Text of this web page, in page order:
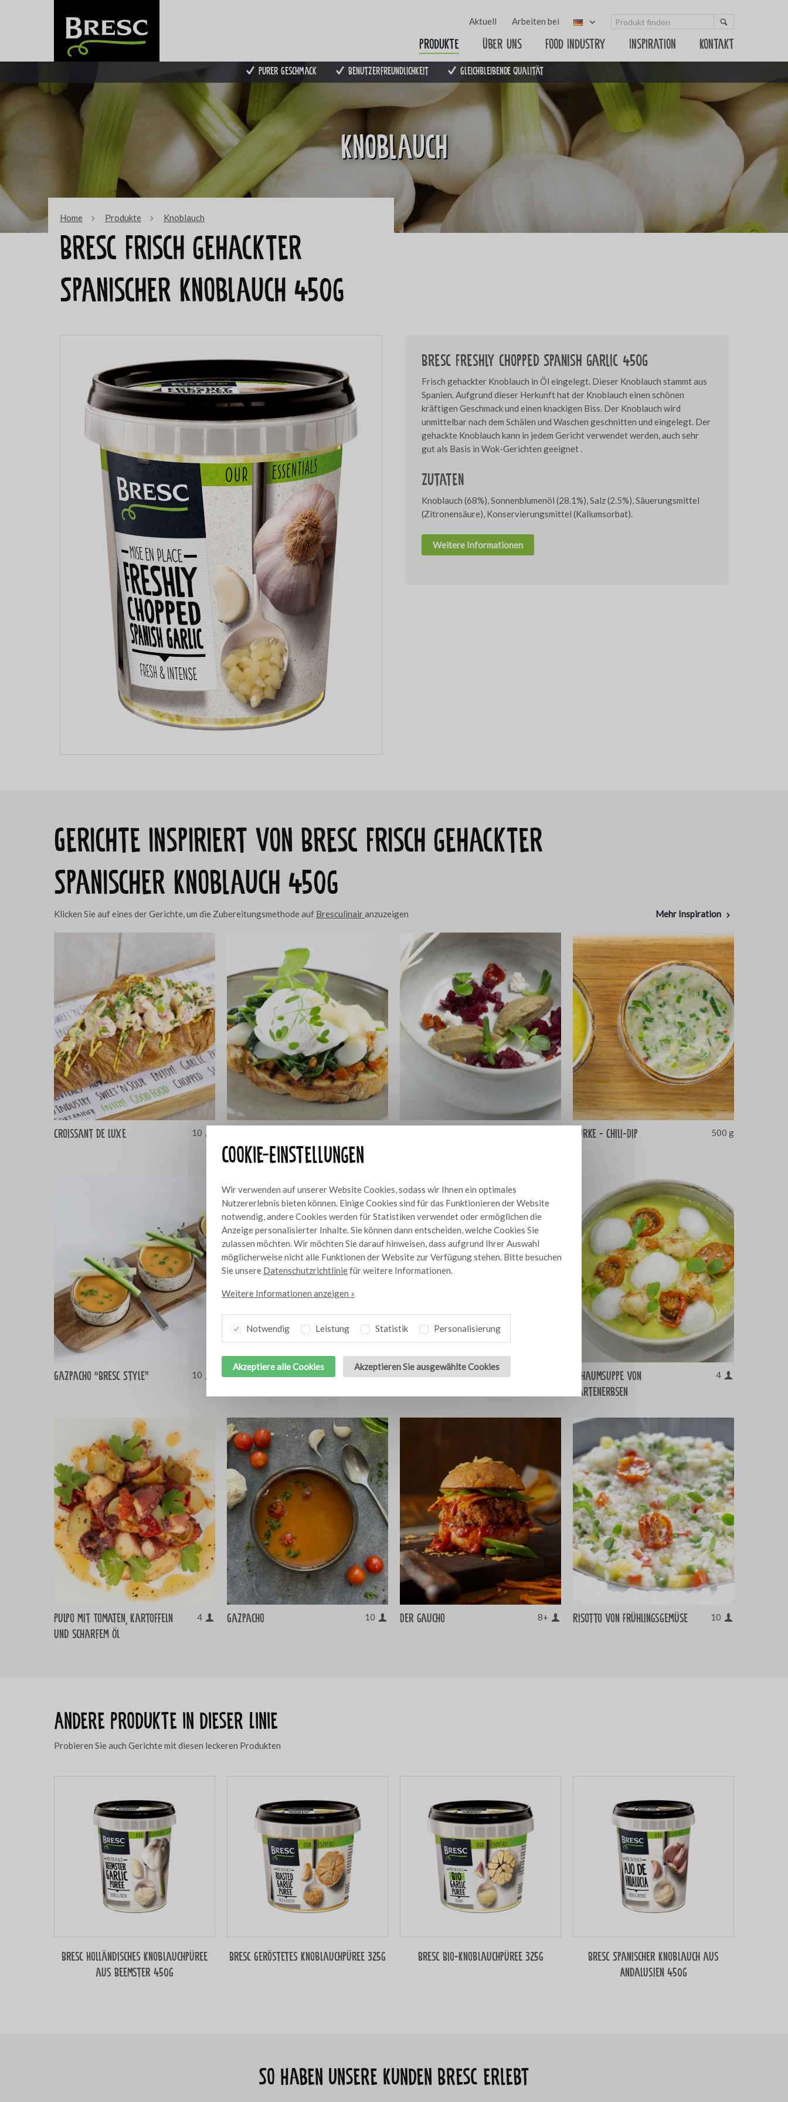
Cookie-Einstellungen
Wir verwenden auf unserer Website Cookies, sodass wir Ihnen ein optimales
Nutzererlebnis bieten können. Einige Cookies sind für das Funktionieren der Website
notwendig, andere Cookies werden für Statistiken verwendet oder ermöglichen die
Anzeige personalisierter Inhalte. Sie können dann entscheiden, welche Cookies Sie
zulassen möchten. Wir möchten Sie darauf hinweisen, dass aufgrund Ihrer Auswahl
möglicherweise nicht alle Funktionen der Website zur Verfügung stehen. Bitte besuchen
Sie unsere Datenschutzrichtliniefür weitere Informationen.
Weitere Informationen anzeigen »
Notwendig Leistung Statistik Personalisierung
Akzeptiere alle Cookies Akzeptieren Sie ausgewählte Cookies
Aktuell Arbeiten bei
Produkte Über uns Food Industry Inspiration Kontakt
Purer Geschmack Benutzerfreundlichkeit Gleichbleibende Qualität
Knoblauch
Home Produkte Knoblauch
Bresc Frisch gehackter
Spanischer Knoblauch 450g
Bresc Freshly chopped Spanish garlic 450g
Frisch gehackter Knoblauch in Öl eingelegt. Dieser Knoblauch stammt aus
Spanien. Aufgrund dieser Herkunft hat der Knoblauch einen schönen
kräftigen Geschmack und einen knackigen Biss. Der Knoblauch wird
unmittelbar nach dem Schälen und Waschen geschnitten und eingelegt. Der
gehackte Knoblauch kann in jedem Gericht verwendet werden, auch sehr
gut als Basis in Wok-Gerichten geeignet .
Zutaten
Knoblauch (68%), Sonnenblumenöl (28.1%), Salz (2.5%), Säuerungsmittel
(Zitronensäure), Konservierungsmittel (Kaliumsorbat).
Weitere Informationen
Gerichte inspiriert von Bresc Frisch gehackter
Spanischer Knoblauch 450g
Klicken Sie auf eines der Gerichte, um die Zubereitungsmethode auf Bresculinairanzuzeigen Mehr Inspiration
Croissant de Luxe 10
holländischem Spargel
Gurke - Chili-Dip 500 g
Gazpacho “Bresc Style” 10 Warp mit Entenbrust 4
Kartoffelsalat mit Oliven
Schaumsuppe von
Gartenerbsen
4
Pulpo mit Tomaten, Kartoffeln
und scharfem Öl
4 Gazpacho 10 Der gaucho 8+ Risotto von Frühlingsgemüse 10
Andere Produkte in dieser Linie
Probieren Sie auch Gerichte mit diesen leckeren Produkten
Bresc Holländisches Knoblauchpüree
aus Beemster 450g
Bresc Geröstetes Knoblauchpüree 325g Bresc Bio-Knoblauchpüree 325g
Bresc Spanischer Knoblauch aus
Andalusien 450g
So haben unsere Kunden Bresc erlebt